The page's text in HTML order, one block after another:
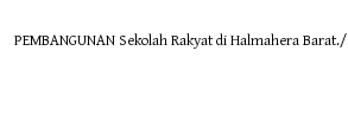
PEMBANGUNAN Sekolah Rakyat di Halmahera Barat./